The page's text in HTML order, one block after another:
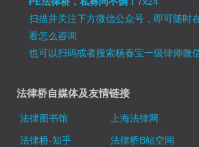
扫描并关注下方微信公众号，即可随时
看怎么咨询
也可以扫码或者搜索杨春宝一级律师微
法律桥自媒体及友情链接
法律图书馆 上海法律网
法律桥-知乎
法律桥B站空间